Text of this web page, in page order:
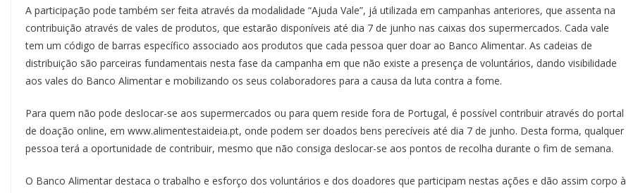
A participação pode também ser feita através da modalidade “Ajuda Vale”, já utilizada em campanhas anteriores, que assenta na
contribuição através de vales de produtos, que estarão disponíveis até dia 7 de junho nas caixas dos supermercados. Cada vale
tem um código de barras específico associado aos produtos que cada pessoa quer doar ao Banco Alimentar. As cadeias de
distribuição são parceiras fundamentais nesta fase da campanha em que não existe a presença de voluntários, dando visibilidade
aos vales do Banco Alimentar e mobilizando os seus colaboradores para a causa da luta contra a fome.
Para quem não pode deslocar-se aos supermercados ou para quem reside fora de Portugal, é possível contribuir através do portal
de doação online, em www.alimentestaideia.pt, onde podem ser doados bens perecíveis até dia 7 de junho. Desta forma, qualquer
pessoa terá a oportunidade de contribuir, mesmo que não consiga deslocar-se aos pontos de recolha durante o fim de semana.
O Banco Alimentar destaca o trabalho e esforço dos voluntários e dos doadores que participam nestas ações e dão assim corpo à